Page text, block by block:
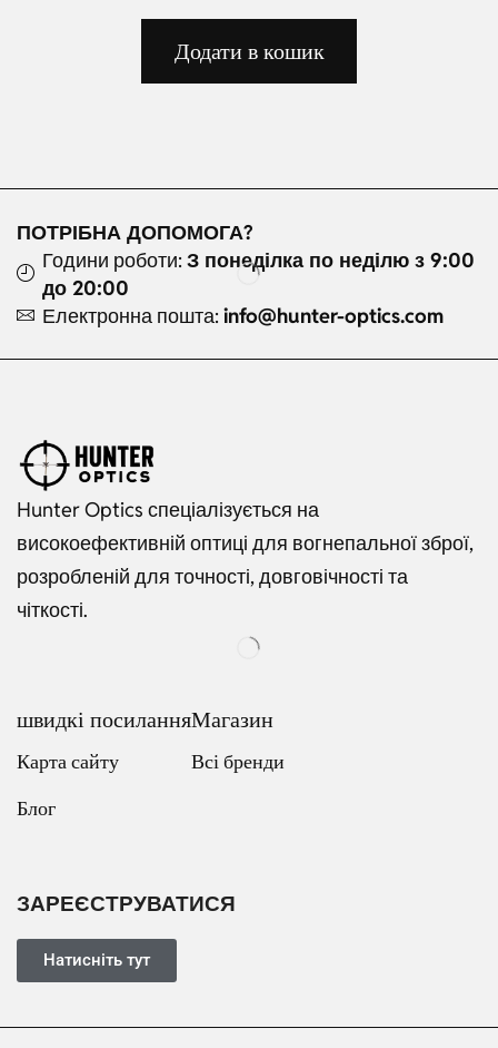
Додати в кошик
ПОТРІБНА ДОПОМОГА?
Години роботи: З понеділка по неділю з 9:00
до 20:00
Електронна пошта: info@hunter-optics.com
Hunter Optics спеціалізується на
високоефективній оптиці для вогнепальної зброї,
розробленій для точності, довговічності та
чіткості.
швидкі посилання
Карта сайту
Блог
Магазин
Всі бренди
ЗАРЕЄСТРУВАТИСЯ
Натисніть тут
Portuguese